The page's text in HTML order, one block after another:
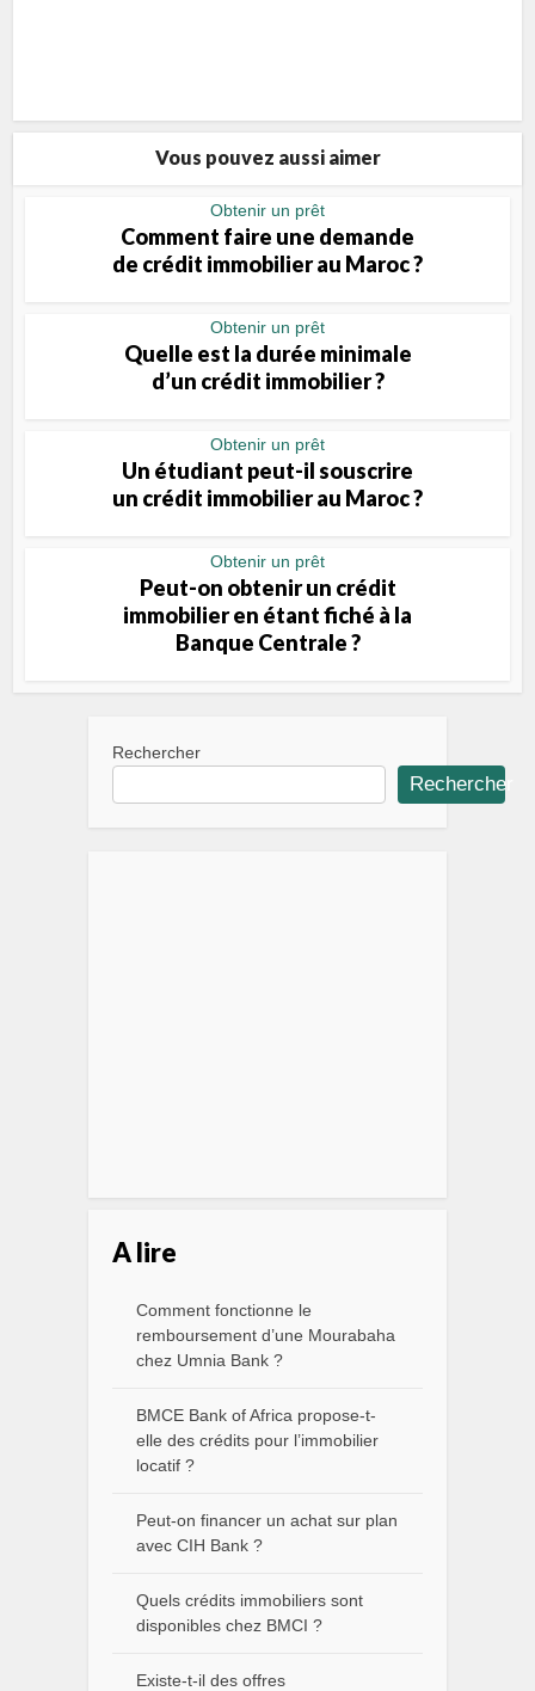
Vous pouvez aussi aimer
Obtenir un prêt
Comment faire une demande
de crédit immobilier au Maroc ?
Obtenir un prêt
Quelle est la durée minimale
d’un crédit immobilier ?
Obtenir un prêt
Un étudiant peut-il souscrire
un crédit immobilier au Maroc ?
Obtenir un prêt
Peut-on obtenir un crédit
immobilier en étant fiché à la
Banque Centrale ?
Rechercher
Rechercher
A lire
Comment fonctionne le
remboursement d’une Mourabaha
chez Umnia Bank ?
BMCE Bank of Africa propose-t-
elle des crédits pour l’immobilier
locatif ?
Peut-on financer un achat sur plan
avec CIH Bank ?
Quels crédits immobiliers sont
disponibles chez BMCI ?
Existe-t-il des offres